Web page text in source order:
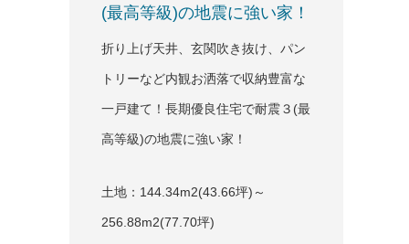
(最高等級)の地震に強い家！
折り上げ天井、玄関吹き抜け、パン
トリーなど内観お洒落で収納豊富な
一戸建て！長期優良住宅で耐震３(最
高等級)の地震に強い家！
土地：144.34m2(43.66坪)～
256.88m2(77.70坪)